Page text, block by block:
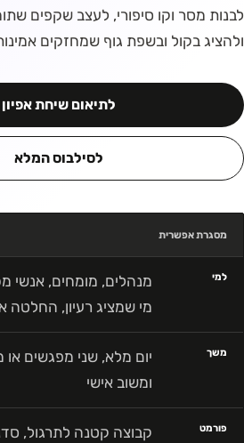
לבנות מסר וקו סיפורי, לעצב שקפים
ולהציג בקול ובשפת גוף שמחזקים
לתיאום שיחת אפיון
לסילבוס המלא
מסגרת אפשרית
למי
מנהלים, מומחים, אנשי
מי שמציג רעיון, החלטה
משך
יום מלא, שני מפגשים או
ומשוב אישי
פורמט
קבוצה קטנה לתרגול,